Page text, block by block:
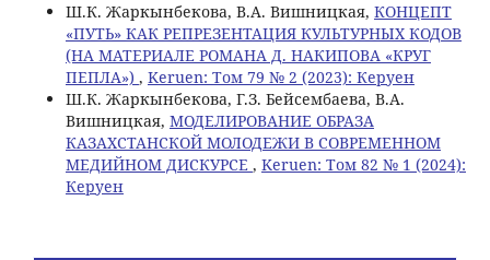
Ш.К. Жаркынбекова, В.А. Вишницкая, КОНЦЕПТ
«ПУТЬ» КАК РЕПРЕЗЕНТАЦИЯ КУЛЬТУРНЫХ КОДОВ
(НА МАТЕРИАЛЕ РОМАНА Д. НАКИПОВА «КРУГ
ПЕПЛА») , Keruen: Том 79 № 2 (2023): Керуен
Ш.К. Жаркынбекова, Г.З. Бейсембаева, В.А.
Вишницкая, МОДЕЛИРОВАНИЕ ОБРАЗА
КАЗАХСТАНСКОЙ МОЛОДЕЖИ В СОВРЕМЕННОМ
МЕДИЙНОМ ДИСКУРСЕ , Keruen: Том 82 № 1 (2024):
Керуен